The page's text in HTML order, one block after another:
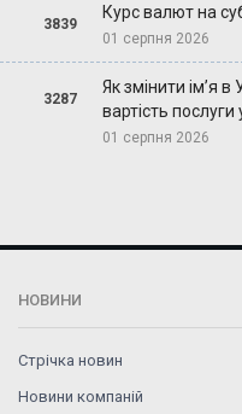
3839
Курс валют на
01 серпня 2026
3287
Як змінити ім’я в
вартість послуги
01 серпня 2026
НОВИНИ
Стрічка новин
Новини компаній